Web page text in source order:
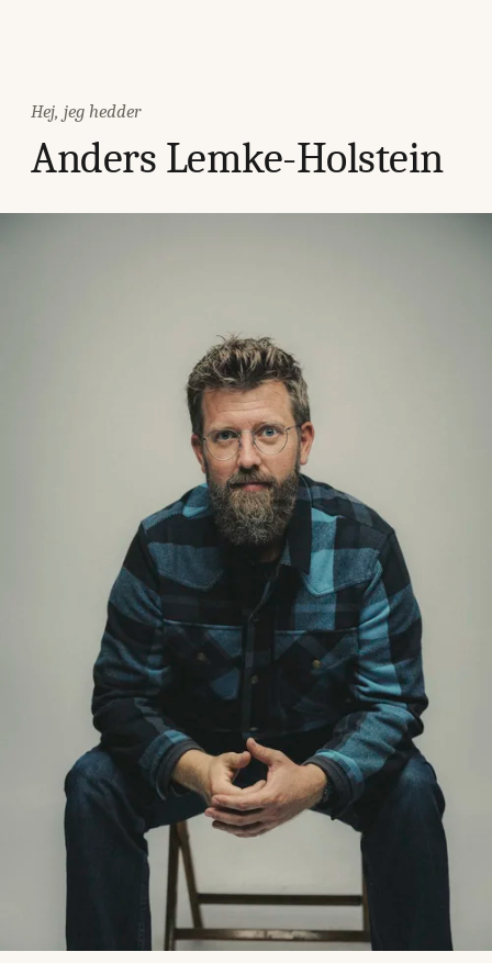
Hej, jeg hedder
Anders Lemke-Holstein